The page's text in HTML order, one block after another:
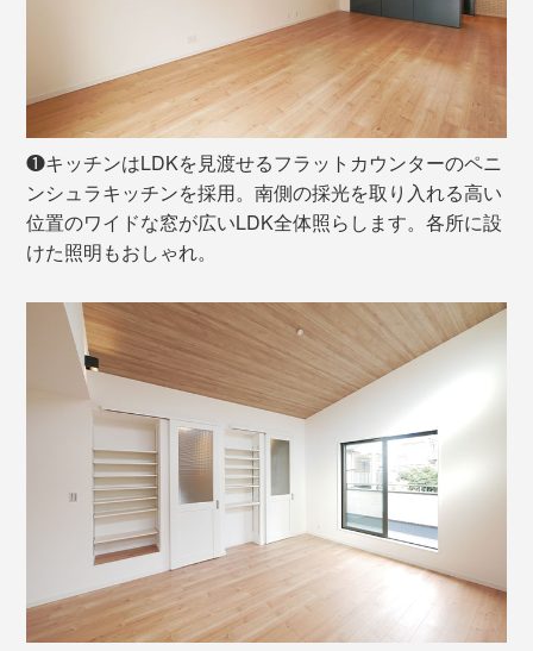
❶キッチンはLDKを見渡せるフラットカウンターのペニ
ンシュラキッチンを採用。南側の採光を取り入れる高い
位置のワイドな窓が広いLDK全体照らします。各所に設
けた照明もおしゃれ。